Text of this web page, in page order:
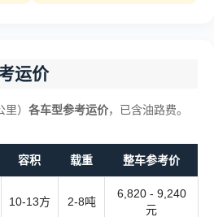
运价
） 各车型参考运价，已含油路费。
容积 载重 整车参考价
10-13方 2-8吨
6,820 - 9,240
元